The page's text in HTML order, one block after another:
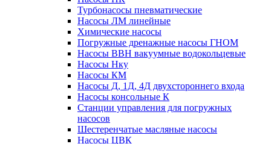
Турбонасосы пневматические
Насосы ЛМ линейные
Химические насосы
Погружные дренажные насосы ГНОМ
Насосы ВВН вакуумные водокольцевые
Насосы Нку
Насосы КМ
Насосы Д, 1Д, 4Д двухстороннего входа
Насосы консольные К
Станции управления для погружных
насосов
Шестеренчатые масляные насосы
Насосы ЦВК